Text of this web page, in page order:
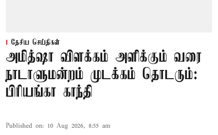
தேசிய செய்திகள்
அமித்ஷா விளக்கம் அளிக்கும் வரை
நாடாளுமன்றம் முடக்கம் தொடரும்:
பிரியங்கா காந்தி
Published on: 10 Aug 2026, 8:55 am